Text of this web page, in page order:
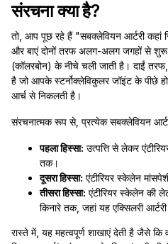
संरचना क्या है?
तो, आप पूछ रहे हैं "सबक्लेवियन आर्टरी कहां
और बाएं दोनों तरफ अलग-अलग जगहों से शुरू
(कॉलरबोन) के नीचे चली जाती है। दाईं
है जो आपके स्टर्नोक्लेविकुलर जॉइंट के पीछे
आर्च से निकलती है।
संरचनात्मक रूप से, प्रत्येक सबक्लेवियन
पहला हिस्सा: उत्पत्ति से लेकर
तक।
दूसरा हिस्सा: एंटीरियर स्केलेन
तीसरा हिस्सा: एंटीरियर स्केलेन की
किनारे तक, जहां यह एक्सिलरी
रास्ते में, यह महत्वपूर्ण शाखाएं देती है जैसे कि